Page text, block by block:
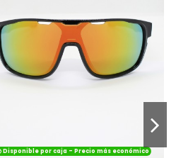
Disponible por caja - Precio más económico